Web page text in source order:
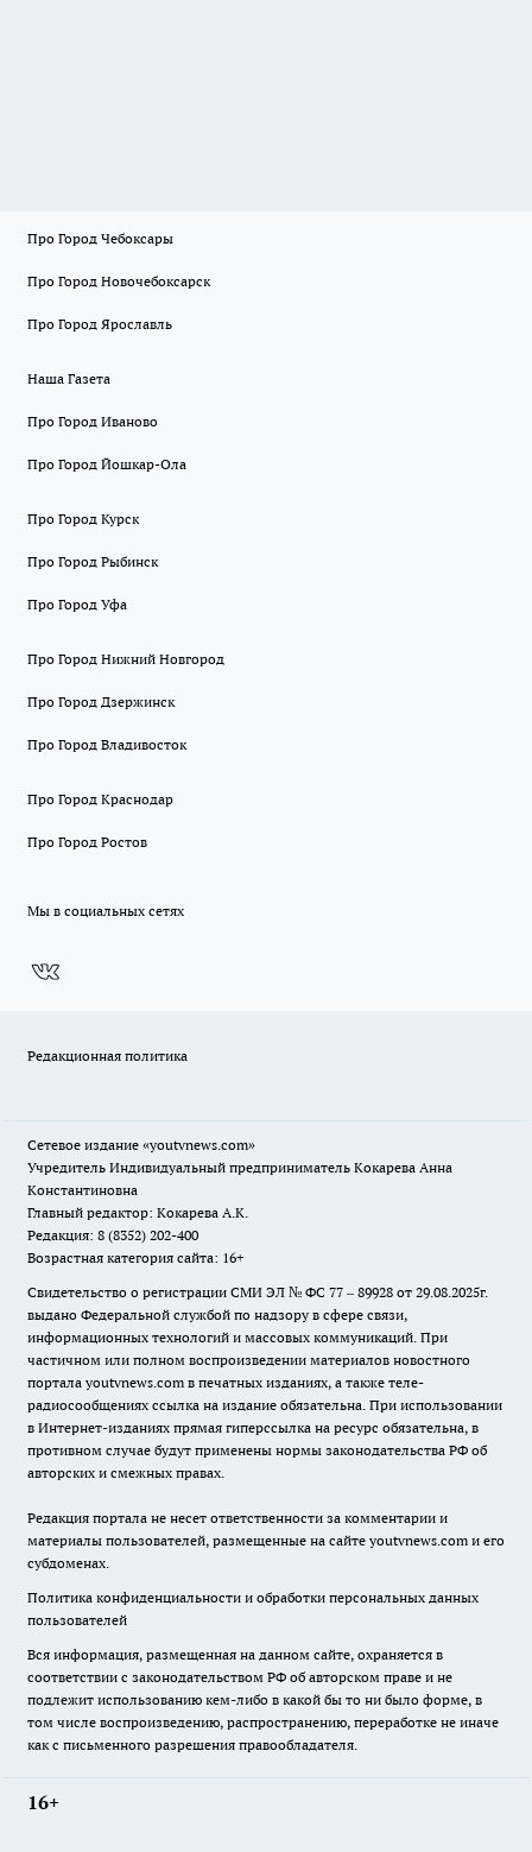
Про Город Чебоксары
Про Город Новочебоксарск
Про Город Ярославль
Наша Газета
Про Город Иваново
Про Город Йошкар-Ола
Про Город Курск
Про Город Рыбинск
Про Город Уфа
Про Город Нижний Новгород
Про Город Дзержинск
Про Город Владивосток
Про Город Краснодар
Про Город Ростов
Мы в социальных сетях
Редакционная политика
Сетевое издание «youtvnews.com»
Учредитель Индивидуальный предприниматель Кокарева Анна
Константиновна
Главный редактор: Кокарева А.К.
Редакция: 8 (8352) 202-400
Возрастная категория сайта: 16+
Свидетельство о регистрации СМИ ЭЛ № ФС 77 – 89928 от 29.08.2025г.
выдано Федеральной службой по надзору в сфере связи,
информационных технологий и массовых коммуникаций. При
частичном или полном воспроизведении материалов новостного
портала youtvnews.com в печатных изданиях, а также теле-
радиосообщениях ссылка на издание обязательна. При использовании
в Интернет-изданиях прямая гиперссылка на ресурс обязательна, в
противном случае будут применены нормы законодательства РФ об
авторских и смежных правах.
Редакция портала не несет ответственности за комментарии и
материалы пользователей, размещенные на сайте youtvnews.com и его
субдоменах.
Политика конфиденциальности и обработки персональных данных
пользователей
Вся информация, размещенная на данном сайте, охраняется в
соответствии с законодательством РФ об авторском праве и не
подлежит использованию кем-либо в какой бы то ни было форме, в
том числе воспроизведению, распространению, переработке не иначе
как с письменного разрешения правообладателя.
16+